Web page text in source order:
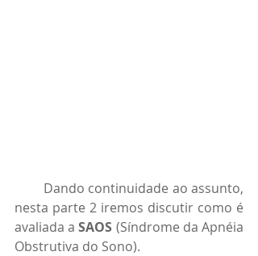
nesta parte 2 iremos discutir como é
avaliada a SAOS (Síndrome da Apnéia
Obstrutiva do Sono).